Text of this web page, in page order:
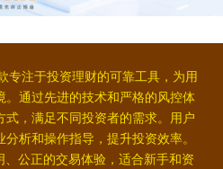
专注于投资理财的可靠工具，为用
。通过先进的技术和严格的风控体
，满足不同投资者的需求。用户
析和操作指导，提升投资效率。
公正的交易体验，适合新手和资